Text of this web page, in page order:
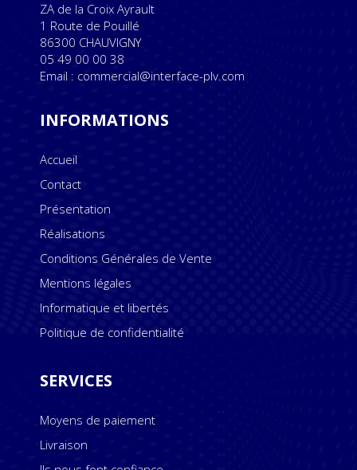
ZA de la Croix Ayrault
1 Route de Pouillé
86300 CHAUVIGNY
05 49 00 00 38
Email : commercial@interface-plv.com
INFORMATIONS
Accueil
Contact
Présentation
Réalisations
Conditions Générales de Vente
Mentions légales
Informatique et libertés
Politique de confidentialité
SERVICES
Moyens de paiement
Livraison